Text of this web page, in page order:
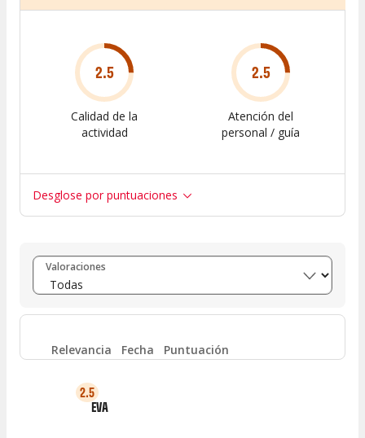
2.5
Calidad de la
actividad
2.5
Atención del
personal / guía
Desglose por puntuaciones
Entre 8 y 10 (0)
Entre 6 y 8 (0)
Entre 4 y 6 0
Entre 2 y 4 (
Valoraciones
Relevancia Fecha Puntuación
2.5
EVA